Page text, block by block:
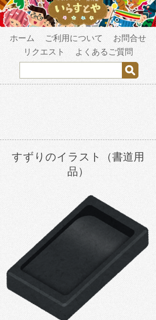
ホーム ご利用について
お問合せ
リクエスト
よくあるご質問
すずりのイラスト（書道用
品）